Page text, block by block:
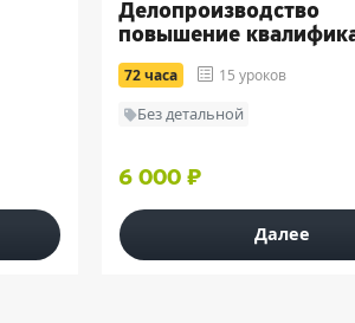
Делопроизводство
повышение
72 часа 15 уроков
Без детальной
6 000 ₽
Далее